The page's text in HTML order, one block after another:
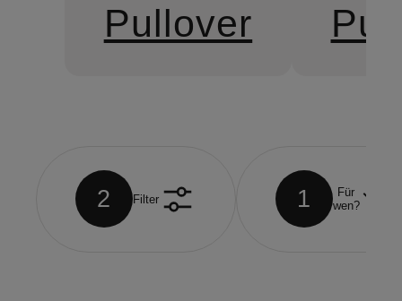
Pullover
2 Filter 1
Für
wen?